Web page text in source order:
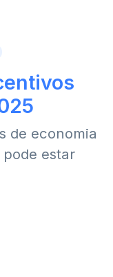
de economia
estar